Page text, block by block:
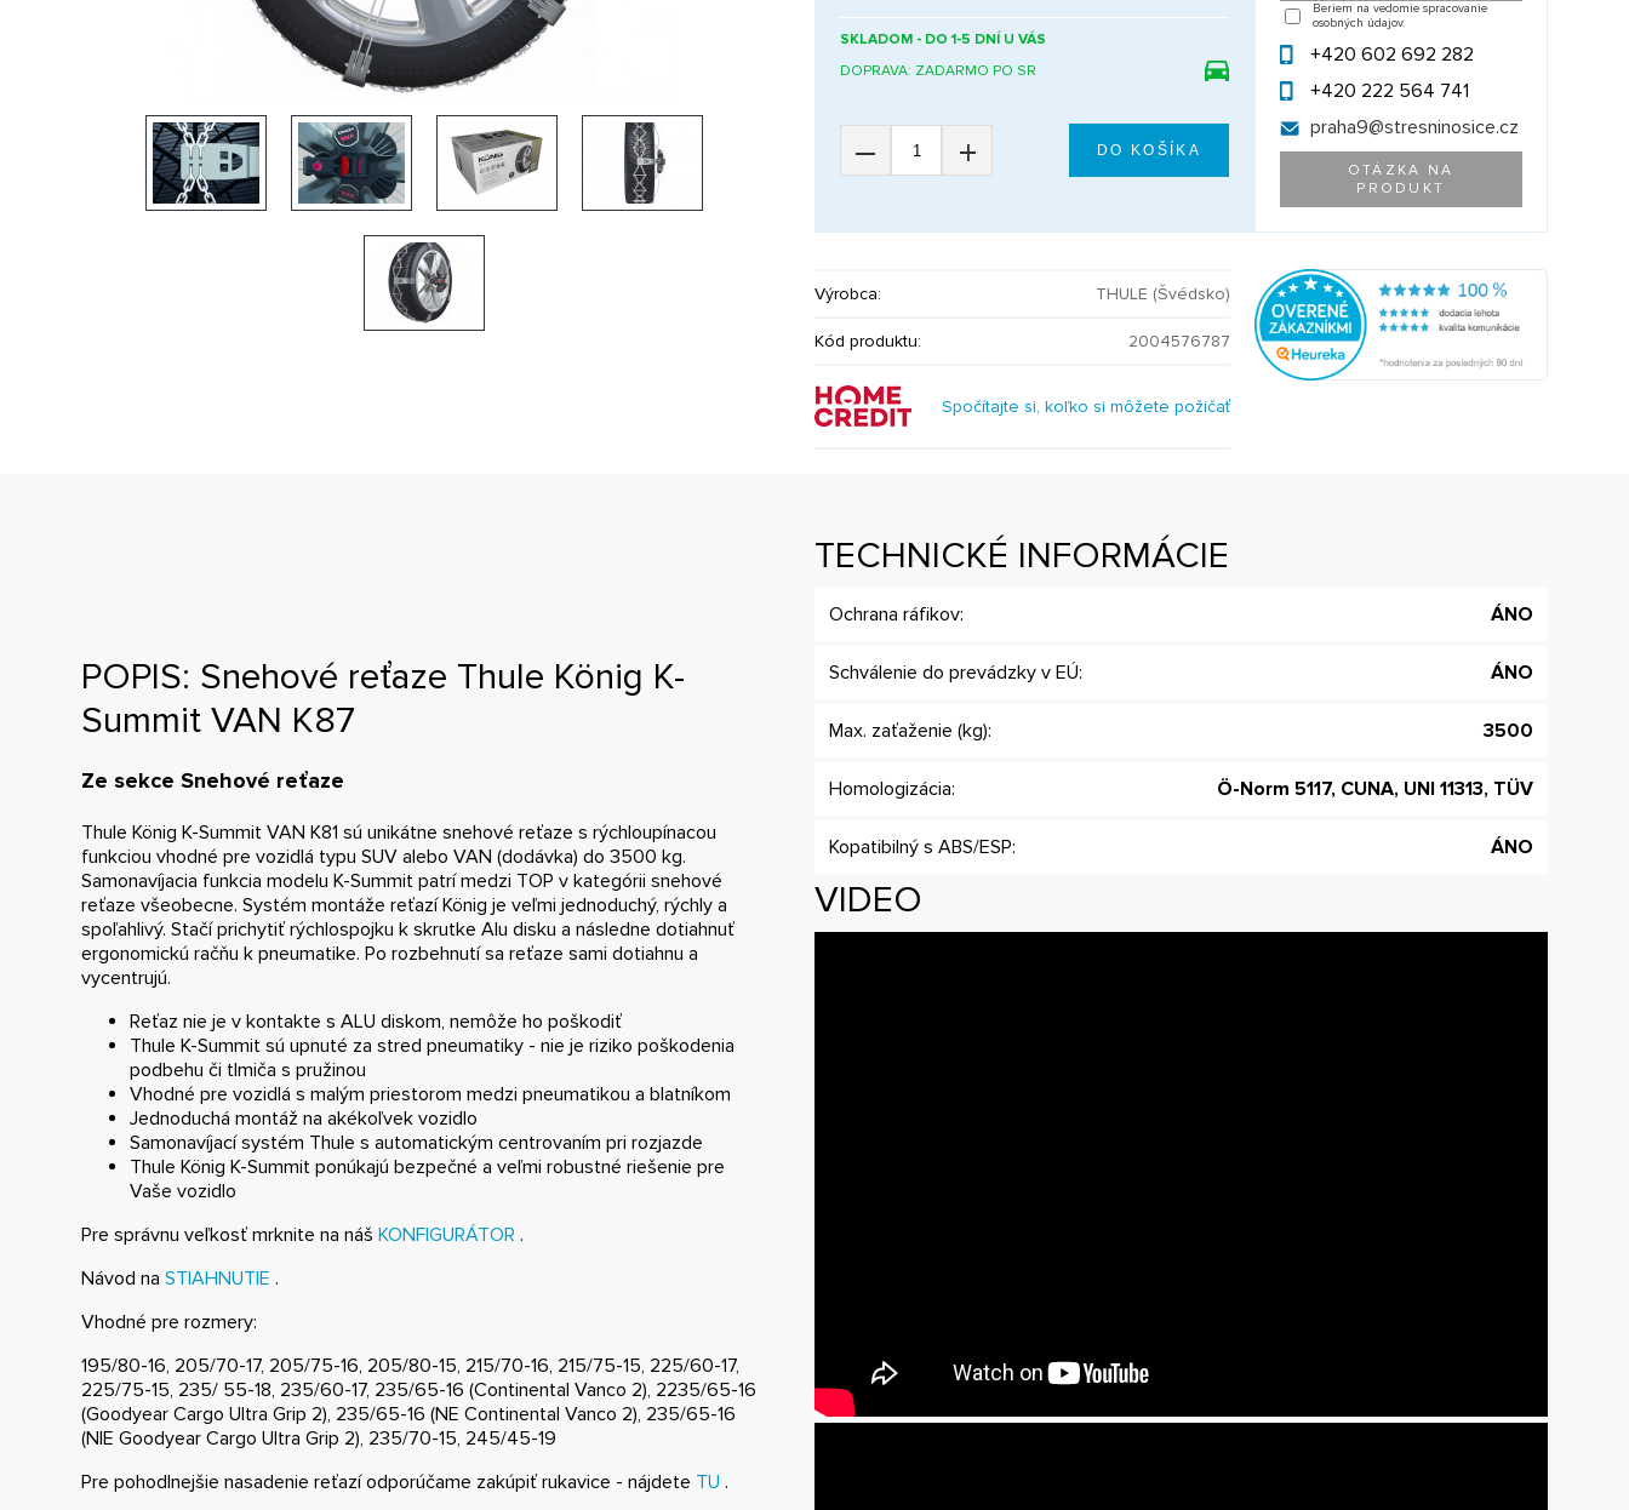
SKLADOM - DO 1-5 DNÍ U VÁS
DOPRAVA: ZADARMO PO SR
– +
Beriem na vedomie spracovanie
osobných údajov.
+420 602 692 282
+420 222 564 741
praha9@stresninosice.cz
OTÁZKA NA
PRODUKT
Výrobca: THULE (Švédsko)
Kód produktu: 2004576787
Spočítajte si, koľko si môžete požičať
POPIS: Snehové reťaze Thule König K-
Summit VAN K87
Ze sekce Snehové reťaze
Thule König K-Summit VAN K81 sú unikátne snehové reťaze s rýchloupínacou
funkciou vhodné pre vozidlá typu SUV alebo VAN (dodávka) do 3500 kg.
Samonavíjacia funkcia modelu K-Summit patrí medzi TOP v kategórii snehové
reťaze všeobecne. Systém montáže reťazí König je veľmi jednoduchý, rýchly a
spoľahlivý. Stačí prichytiť rýchlospojku k skrutke Alu disku a následne dotiahnuť
ergonomickú račňu k pneumatike. Po rozbehnutí sa reťaze sami dotiahnu a
vycentrujú.
Reťaz nie je v kontakte s ALU diskom, nemôže ho poškodiť
Thule K-Summit sú upnuté za stred pneumatiky - nie je riziko poškodenia
podbehu či tlmiča s pružinou
Vhodné pre vozidlá s malým priestorom medzi pneumatikou a blatníkom
Jednoduchá montáž na akékoľvek vozidlo
Samonavíjací systém Thule s automatickým centrovaním pri rozjazde
Thule König K-Summit ponúkajú bezpečné a veľmi robustné riešenie pre
Vaše vozidlo
Pre správnu veľkosť mrknite na nášKONFIGURÁTOR .
Návod naSTIAHNUTIE .
Vhodné pre rozmery:
195/80-16, 205/70-17, 205/75-16, 205/80-15, 215/70-16, 215/75-15, 225/60-17,
225/75-15, 235/ 55-18, 235/60-17, 235/65-16 (Continental Vanco 2), 2235/65-16
(Goodyear Cargo Ultra Grip 2), 235/65-16 (NE Continental Vanco 2), 235/65-16
(NIE Goodyear Cargo Ultra Grip 2), 235/70-15, 245/45-19
Pre pohodlnejšie nasadenie reťazí odporúčame zakúpiť rukavice - nájdete TU .
TECHNICKÉ INFORMÁCIE
Ochrana ráfikov: ÁNO
Schválenie do prevádzky v EÚ: ÁNO
Max. zaťaženie (kg): 3500
Homologizácia: Ö-Norm 5117, CUNA, UNI 11313, TÜV
Kopatibilný s ABS/ESP: ÁNO
VIDEO